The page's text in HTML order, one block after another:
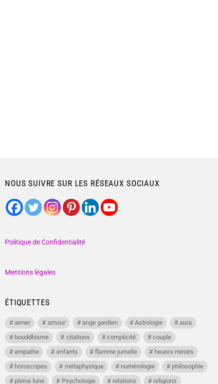
NOUS SUIVRE SUR LES RÉSEAUX SOCIAUX
Politique de Confidentialité
Mentions légales
ÉTIQUETTES
aimer amour ange gardien Astrologie
aura
bouddhisme
citations complicité
couple
empathe
enfants flamme jumelle
heures miroirs
horoscopes
métaphysique numérologie
philosophie
pleine lune
Psychologie relations religions